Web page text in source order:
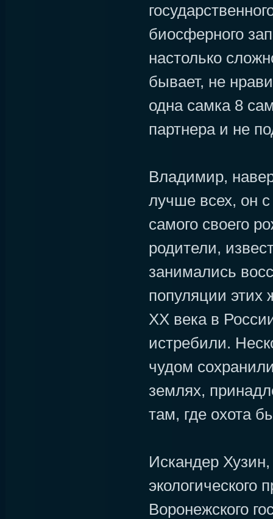
биосферного
настолько
бывает, не
одна самка 8
партнера и не
Владимир,
лучше всех, он
самого своего
родители,
занимались
популяции этих
XX века в
истребили.
чудом
землях,
там, где охота
Искандер
экологического
Воронежского